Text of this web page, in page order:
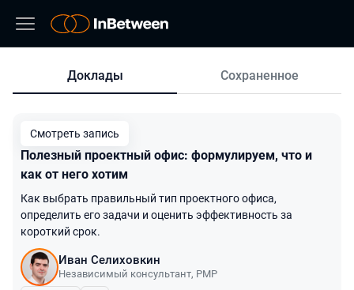
Доклады
Доклады Сохраненное
Смотреть запись
Полезный проектный офис: формулируем, что и
как от него хотим
Как выбрать правильный тип проектного офиса,
определить его задачи и оценить эффективность за
короткий срок.
Иван Селиховкин
Независимый консультант, PMP